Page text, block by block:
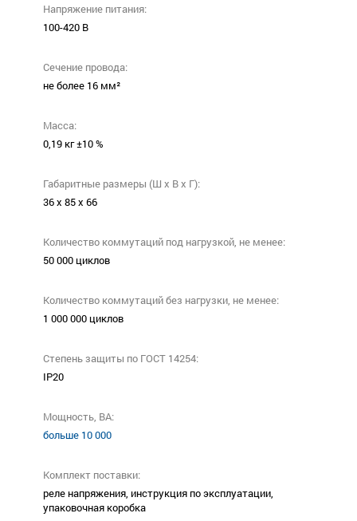
Напряжение питания:
100-420 В
Сечение провода:
не более 16 мм²
Масса:
0,19 кг ±10 %
Габаритные размеры (Ш х В х Г):
36 x 85 x 66
Количество коммутаций под нагрузкой, не менее:
50 000 циклов
Количество коммутаций без нагрузки, не менее:
1 000 000 циклов
Степень защиты по ГОСТ 14254:
IP20
Мощность, ВА:
больше 10 000
Комплект поставки:
реле напряжения, инструкция по эксплуатации,
упаковочная коробка